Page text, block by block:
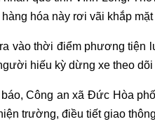
hàng hóa này rơi vãi khắp
vào thời điểm phương tiện
hiếu kỳ dừng xe theo
Công an xã Đức Hòa
trường, điều tiết giao